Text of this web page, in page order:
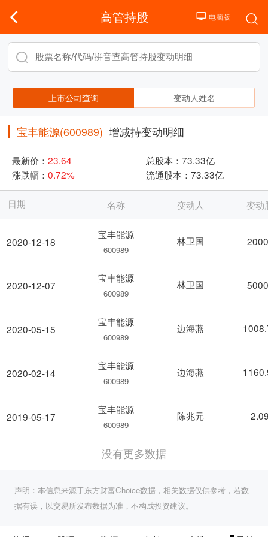
高管持股
上市公司查询 变动人姓名
宝丰能源(600989) 增减持变动明细
最新价： 23.64 总股本： 73.33亿
涨跌幅： 0.72% 流通股本： 73.33亿
日期
2020-12-18
2020-12-07
2020-05-15
2020-02-14
2019-05-17
名称 变动人 变动
宝丰能源
600989
林卫国
宝丰能源
600989
林卫国
宝丰能源
600989
边海燕
宝丰能源
600989
边海燕
宝丰能源
600989
陈兆元
没有更多数据
声明：本信息来源于东方财富Choice数据，相关数据仅供参考，若数
据有误，以交易所发布数据为准，不构成投资建议。